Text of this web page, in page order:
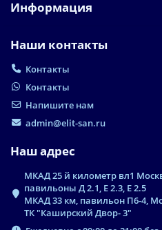
Информация
Наши контакты
Контакты
Контакты
Напишите нам
admin@elit-san.ru
Наш адрес
МКАД 25 й километр вл1
павильоны Д 2.1, Е 2.3, Е 2.5
МКАД 33 км, павильон П6-4,
ТК "Каширский Двор- 3"